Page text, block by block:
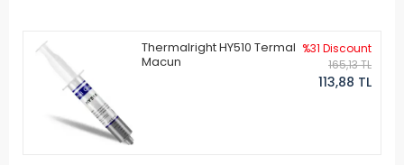
Thermalright HY510 Termal
Macun
%31 Discount
165,13 TL
113,88 TL